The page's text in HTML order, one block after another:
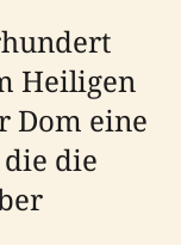
Heiligen
Dom eine
die